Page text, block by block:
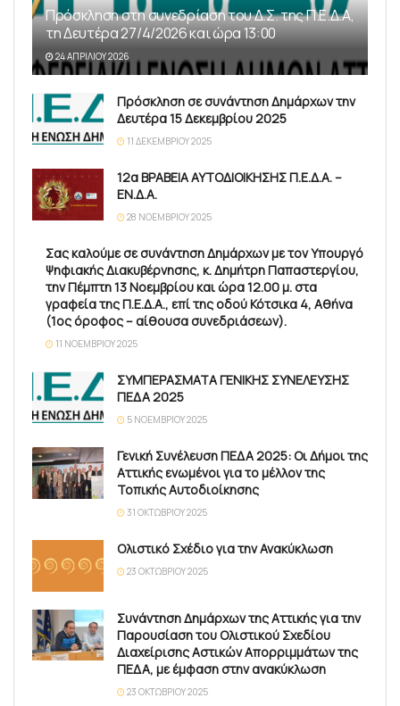
Πρόσκληση στη συνεδρίαση του Δ.Σ. της Π.Ε.Δ.Α,
τη Δευτέρα 27/4/2026 και ώρα 13:00
24 ΑΠΡΙΛΊΟΥ 2026
Πρόσκληση σε συνάντηση Δημάρχων την
Δευτέρα 15 Δεκεμβρίου 2025
11 ΔΕΚΕΜΒΡΊΟΥ 2025
12α ΒΡΑΒΕΙΑ ΑΥΤΟΔΙΟΙΚΗΣΗΣ Π.Ε.Δ.Α. –
ΕΝ.Δ.Α.
28 ΝΟΕΜΒΡΊΟΥ 2025
Σας καλούμε σε συνάντηση Δημάρχων με τον Υπουργό
Ψηφιακής Διακυβέρνησης, κ. Δημήτρη Παπαστεργίου,
την Πέμπτη 13 Νοεμβρίου και ώρα 12.00 μ. στα
γραφεία της Π.Ε.Δ.Α., επί της οδού Κότσικα 4, Αθήνα
(1ος όροφος – αίθουσα συνεδριάσεων).
11 ΝΟΕΜΒΡΊΟΥ 2025
ΣΥΜΠΕΡΑΣΜΑΤΑ ΓΕΝΙΚΗΣ ΣΥΝΕΛΕΥΣΗΣ
ΠΕΔΑ 2025
5 ΝΟΕΜΒΡΊΟΥ 2025
Γενική Συνέλευση ΠΕΔΑ 2025: Οι Δήμοι της
Αττικής ενωμένοι για το μέλλον της
Τοπικής Αυτοδιοίκησης
31 ΟΚΤΩΒΡΊΟΥ 2025
Ολιστικό Σχέδιο για την Ανακύκλωση
23 ΟΚΤΩΒΡΊΟΥ 2025
Συνάντηση Δημάρχων της Αττικής για την
Παρουσίαση του Ολιστικού Σχεδίου
Διαχείρισης Αστικών Απορριμμάτων της
ΠΕΔΑ, με έμφαση στην ανακύκλωση
23 ΟΚΤΩΒΡΊΟΥ 2025